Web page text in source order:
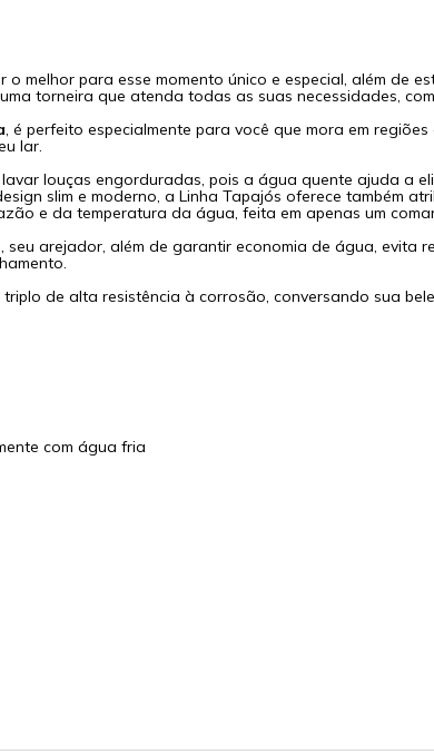
melhor para esse momento único e especial, além de
torneira que atenda todas as suas necessidades,
, é perfeito especialmente para você que mora em
lar.
louças engorduradas, pois a água quente ajuda a
slim e moderno, a Linha Tapajós oferece também
e da temperatura da água, feita em apenas um
arejador, além de garantir economia de água, evita
de alta resistência à corrosão, conversando sua
com água fria